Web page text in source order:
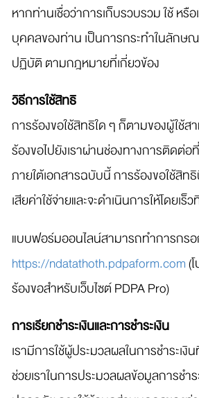
หากท่านเชื่อว่าการเก็บรวบรวม ใช้ หรื
บุคคลของท่าน เป็นการกระทำในลักษ
ปฏิบัติ ตามกฎหมายที่เกี่ยวข้อง
วิธีการใช้สิทธิ
การร้องขอใช้สิทธิใด ๆ ก็ตามของผู้ใช้ส
ร้องขอไปยังเราผ่านช่องทางการติดต่อ
ภายใต้เอกสารฉบับนี้ การร้องขอใช้สิท
เสียค่าใช้จ่ายและจะดำเนินการให้โดยเร็
แบบฟอร์มออนไลน์สามารถทำการกร
https://ndatathoth.pdpaform.com(
ร้องขอสำหรับเว็บไซต์ PDPA Pro)
การเรียกชำระเงินและการชำระเงิน
เรามีการใช้ผู้ประมวลผลในการชำระเ
ช่วยเราในการประมวลผลข้อมูลการชำร